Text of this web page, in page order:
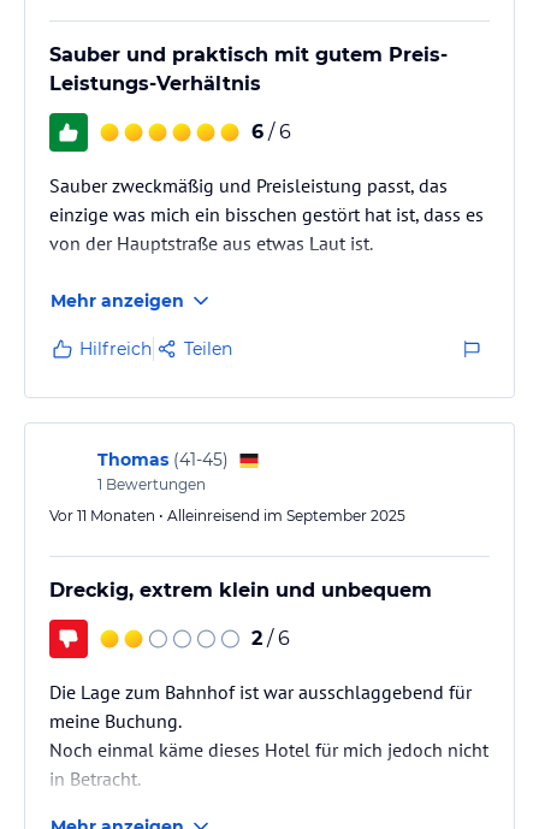
Sauber und praktisch mit gutem Preis-
Leistungs-Verhältnis
6 / 6
Sauber zweckmäßig und Preisleistung passt, das
einzige was mich ein bisschen gestört hat ist, dass es
von der Hauptstraße aus etwas Laut ist.
Mehr anzeigen
Hilfreich Teilen
Thomas (41-45)
1 Bewertungen
Vor 11 Monaten • Alleinreisend im September 2025
Dreckig, extrem klein und unbequem
2 / 6
Die Lage zum Bahnhof ist war ausschlaggebend für
meine Buchung.
Noch einmal käme dieses Hotel für mich jedoch nicht
in Betracht.